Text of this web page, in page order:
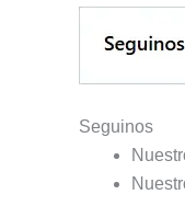
Seguinos